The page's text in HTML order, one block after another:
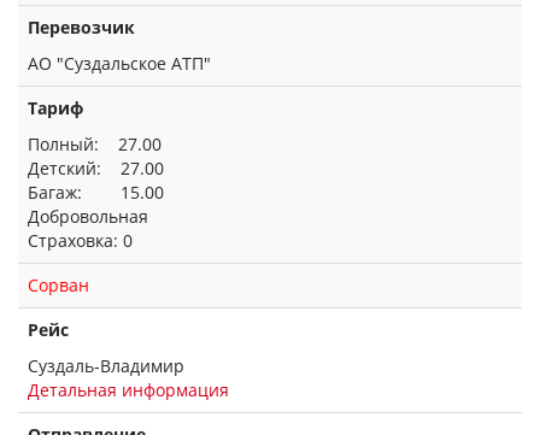
Перевозчик
АО "Суздальское АТП"
Тариф
Полный: 27.00
Детский: 27.00
Багаж: 15.00
Добровольная
Страховка: 0
Сорван
Рейс
Суздаль-Владимир
Детальная информация